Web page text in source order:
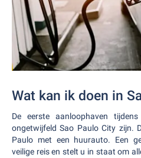
Wat kan ik doen in
De eerste aanloophaven
ongetwijfeld Sao Paulo City zijn.
Paulo met een huurauto. Een
veilige reis en stelt u in staat om